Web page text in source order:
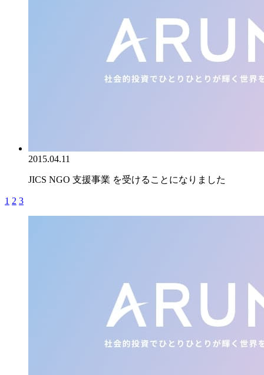
2015.04.11
JICS NGO 支援事業 を受けることになりました
1 2 3